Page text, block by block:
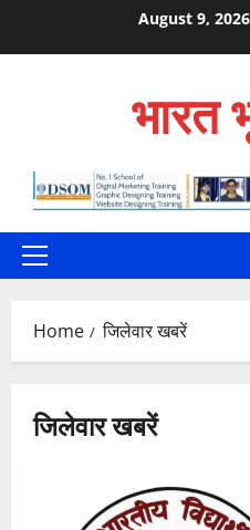
August 9, 2026
भारत
Primary
Home जिलेवार खबरें
जिलेवार खबरें